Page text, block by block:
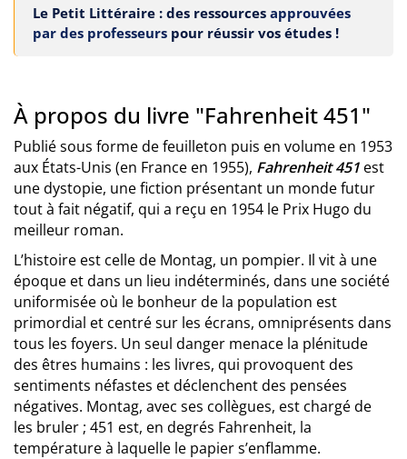
Le Petit Littéraire : des ressources approuvées
par des professeurs pour réussir vos études !
À propos du livre "Fahrenheit 451"
Publié sous forme de feuilleton puis en volume en 1953
aux États-Unis (en France en 1955), Fahrenheit 451 est
une dystopie, une fiction présentant un monde futur
tout à fait négatif, qui a reçu en 1954 le Prix Hugo du
meilleur roman.
L’histoire est celle de Montag, un pompier. Il vit à une
époque et dans un lieu indéterminés, dans une société
uniformisée où le bonheur de la population est
primordial et centré sur les écrans, omniprésents dans
tous les foyers. Un seul danger menace la plénitude
des êtres humains : les livres, qui provoquent des
sentiments néfastes et déclenchent des pensées
négatives. Montag, avec ses collègues, est chargé de
les bruler ; 451 est, en degrés Fahrenheit, la
température à laquelle le papier s’enflamme.